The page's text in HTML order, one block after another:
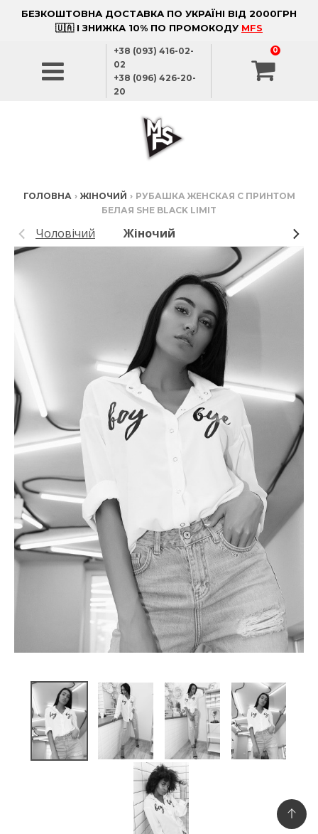
БЕЗКОШТОВНА ДОСТАВКА ПО УКРАЇНІ ВІД 2000ГРН
🇺🇦 І ЗНИЖКА 10% ПО ПРОМОКОДУ MFS
+38 (093) 416-02-
02
+38 (096) 426-20-
20
0
ГОЛОВНА › ЖІНОЧИЙ › РУБАШКА ЖЕНСКАЯ С ПРИНТОМ
БЕЛАЯ SHE BLACK LIMIT
Чоловічий Жіночий